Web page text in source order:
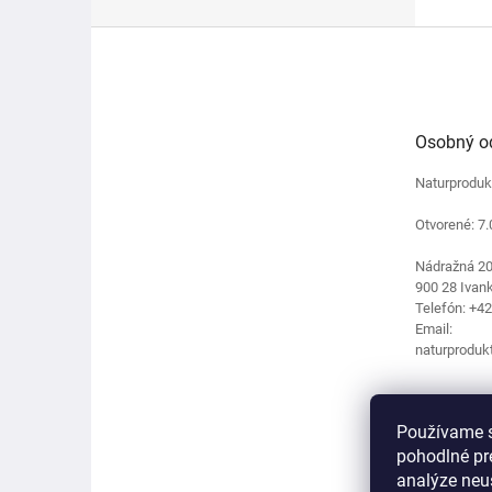
Používame
pohodlné
analýze
Osobný
Otvorené:
Nádražná 20
900 28
Telefón:
Email: